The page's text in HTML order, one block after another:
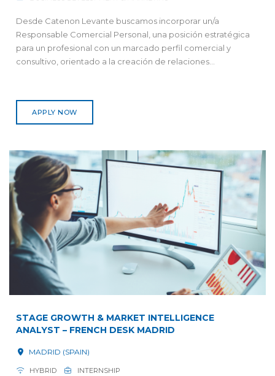
Desde Catenon Levante buscamos incorporar un/a
Responsable Comercial Personal, una posición estratégica
para un profesional con un marcado perfil comercial y
consultivo, orientado a la creación de relaciones...
APPLY NOW
STAGE GROWTH & MARKET INTELLIGENCE
ANALYST – FRENCH DESK MADRID
MADRID (SPAIN)
HYBRID INTERNSHIP